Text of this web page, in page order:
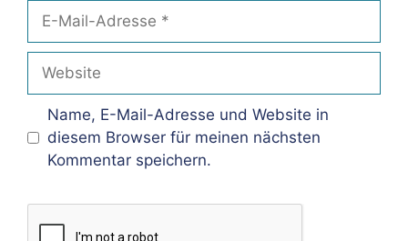
Mail-
Adresse
Name, E-Mail-Adresse und Website in
diesem Browser für meinen nächsten
Kommentar speichern.